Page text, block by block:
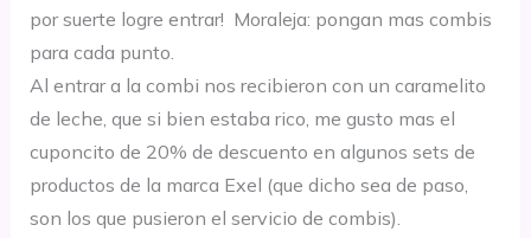
por suerte logre entrar! Moraleja: pongan mas combis
para cada punto.
Al entrar a la combi nos recibieron con un caramelito
de leche, que si bien estaba rico, me gusto mas el
cuponcito de 20% de descuento en algunos sets de
productos de la marca Exel (que dicho sea de paso,
son los que pusieron el servicio de combis).